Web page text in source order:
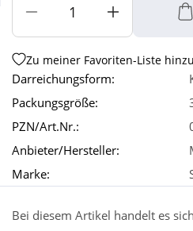
Zu meiner Favoriten-Liste
Darreichungsform:
Packungsgröße:
PZN/Art.Nr.:
Anbieter/Hersteller:
Marke:
Bei diesem Artikel handelt es